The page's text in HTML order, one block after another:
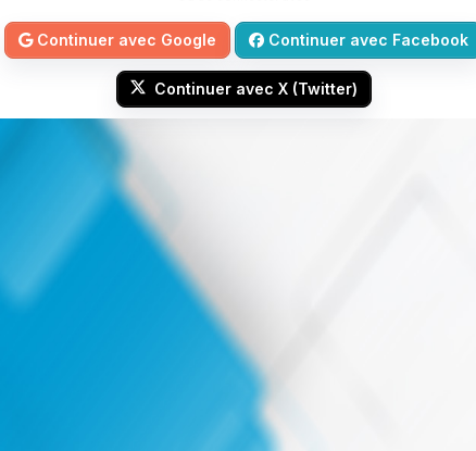
Continuer avec Google Continuer avec Facebook
Continuer avec X (Twitter)